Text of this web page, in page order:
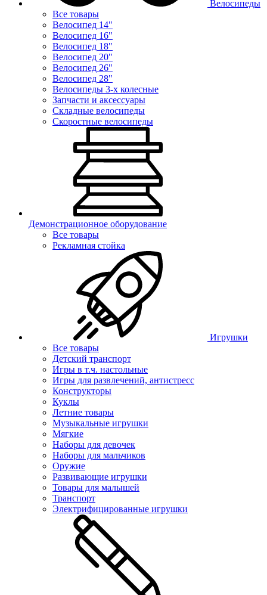
Велосипеды
Все товары
Велосипед 14"
Велосипед 16"
Велосипед 18"
Велосипед 20"
Велосипед 26"
Велосипед 28"
Велосипеды 3-х колесные
Запчасти и аксессуары
Складные велосипеды
Скоростные велосипеды
Демонстрационное оборудование
Все товары
Рекламная стойка
Игрушки
Все товары
Детский транспорт
Игры в т.ч. настольные
Игры для развлечений, антистресс
Конструкторы
Куклы
Летние товары
Музыкальные игрушки
Мягкие
Наборы для девочек
Наборы для мальчиков
Оружие
Развивающие игрушки
Товары для малышей
Транспорт
Электрифицированные игрушки